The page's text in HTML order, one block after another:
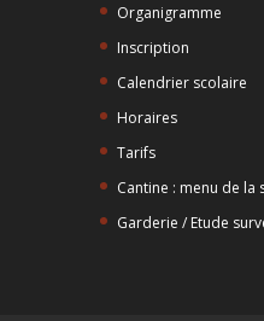
Organigramme
Inscription
Calendrier scolaire
Horaires
Tarifs
Cantine : menu de la
Garderie / Etude